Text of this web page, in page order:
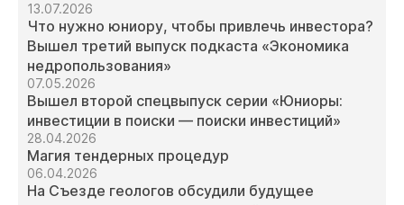
13.07.2026
Что нужно юниору, чтобы привлечь инвестора?
Вышел третий выпуск подкаста «Экономика
недропользования»
07.05.2026
Вышел второй спецвыпуск серии «Юниоры:
инвестиции в поиски — поиски инвестиций»
28.04.2026
Магия тендерных процедур
06.04.2026
На Съезде геологов обсудили будущее